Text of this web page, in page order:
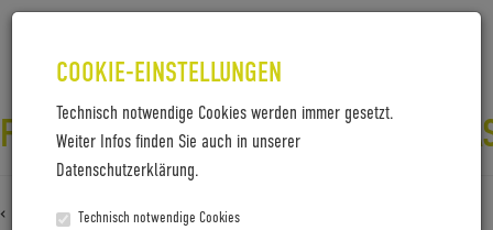
COOKIE-EINSTELLUNGEN
Technisch notwendige Cookies werden immer gesetzt.
Weiter Infos finden Sie auch in unserer
Datenschutzerklärung.
Technisch notwendige Cookies
‹ Zurück zuFoto_Max_Leitner_AuerbergKlassik_2